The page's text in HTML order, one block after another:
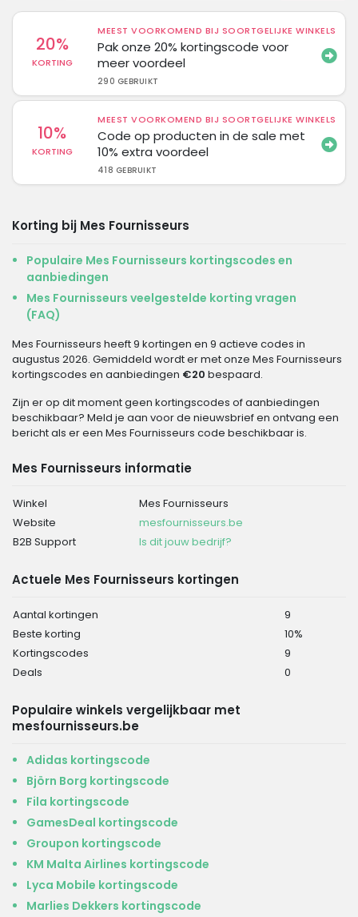
20%
KORTING
MEEST VOORKOMEND BIJ SOORTGELIJKE WINKELS
Pak onze 20% kortingscode voor
meer voordeel
290 GEBRUIKT
10%
KORTING
MEEST VOORKOMEND BIJ SOORTGELIJKE WINKELS
Code op producten in de sale met
10% extra voordeel
418 GEBRUIKT
Korting bij Mes Fournisseurs
Populaire Mes Fournisseurs kortingscodes en
aanbiedingen
Mes Fournisseurs veelgestelde korting vragen
(FAQ)
Mes Fournisseurs heeft 9 kortingen en 9 actieve codes in
augustus 2026. Gemiddeld wordt er met onze Mes Fournisseurs
kortingscodes en aanbiedingen €20 bespaard.
Zijn er op dit moment geen kortingscodes of aanbiedingen
beschikbaar? Meld je aan voor de nieuwsbrief en ontvang een
bericht als er een Mes Fournisseurs code beschikbaar is.
Mes Fournisseurs informatie
Winkel
Mes Fournisseurs
Website
mesfournisseurs.be
B2B Support
Is dit jouw bedrijf?
Actuele Mes Fournisseurs kortingen
Aantal kortingen
9
Beste korting
10%
Kortingscodes
9
Deals
0
Populaire winkels vergelijkbaar met
mesfournisseurs.be
Adidas kortingscode
Björn Borg kortingscode
Fila kortingscode
GamesDeal kortingscode
Groupon kortingscode
KM Malta Airlines kortingscode
Lyca Mobile kortingscode
Marlies Dekkers kortingscode